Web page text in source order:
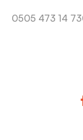
0505 473 14 73